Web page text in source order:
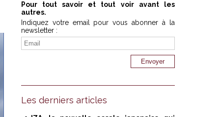
Pour tout savoir et tout voir avant les
autres.
Indiquez votre email pour vous abonner à la
newsletter :
Les derniers articles